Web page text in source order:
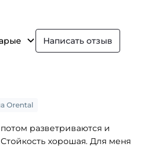
Написать отзыв
Orental
разветриваются и
хорошая. Для меня